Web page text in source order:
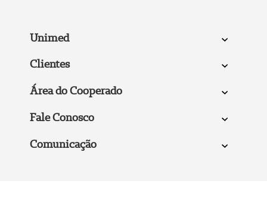
Unimed
Clientes
Área do Cooperado
Fale Conosco
Comunicação